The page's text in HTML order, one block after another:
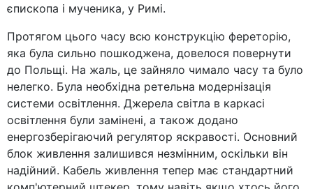
єпископа і мученика, у Римі.
Протягом цього часу всю конструкцію фереторію,
яка була сильно пошкоджена, довелося повернути
до Польщі. На жаль, це зайняло чимало часу та було
нелегко. Була необхідна ретельна модернізація
системи освітлення. Джерела світла в каркасі
освітлення були замінені, а також додано
енергозберігаючий регулятор яскравості. Основний
блок живлення залишився незмінним, оскільки він
надійний. Кабель живлення тепер має стандартний